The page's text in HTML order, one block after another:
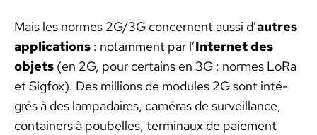
Mais les normes 2G/3G con­cer­nent aus­si d’autres
appli­ca­tions : notam­ment par l’Inter­net des
objets (en 2G, pour cer­tains en 3G : normes LoRa
et Sig­fox). Des mil­lions de mod­ules 2G sont inté­
grés à des lam­padaires, caméras de sur­veil­lance,
con­tain­ers à poubelles, ter­minaux de paiement